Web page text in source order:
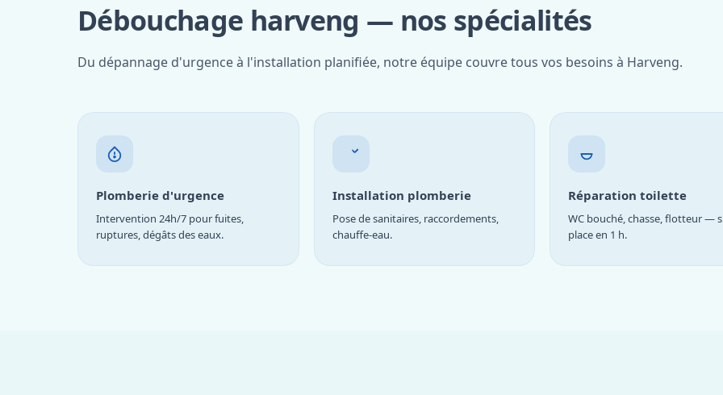
Débouchage harveng — nos spécialités
Du dépannage d'urgence à l'installation planifiée, notre équipe couvre tous vos besoins à Harveng.
Plomberie d'urgence
Intervention 24h/7 pour fuites,
ruptures, dégâts des eaux.
Installation plomberie
Pose de sanitaires, raccordements,
chauffe-eau.
Réparation toilette
WC bouché, chasse, flotteur —
place en 1 h.